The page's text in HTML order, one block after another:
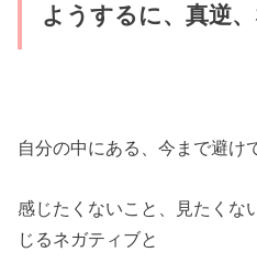
ようするに、真逆
自分の中にある、今まで避け
感じたくないこと、見たくな
じるネガティブと